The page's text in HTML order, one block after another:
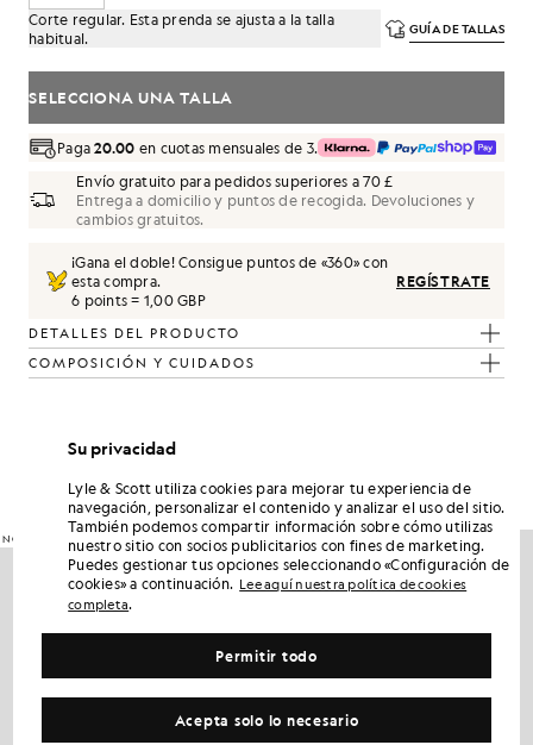
Corte regular. Esta prenda se ajusta a la talla
habitual.
GUÍA DE TALLAS
SELECCIONA UNA TALLA
Paga20.00 en cuotas mensuales de 3.
Envío gratuito para pedidos superiores a 70 £
Entrega a domicilio y puntos de recogida. Devoluciones y
cambios gratuitos.
¡Gana el doble! Consigue puntos de «360» con
esta compra.
6 points = 1,00 GBP
REGÍSTRATE
DETALLES DEL PRODUCTO
COMPOSICIÓN Y CUIDADOS
Completa tu look con prendas elegantes diseñadas para realzar tu
armario.
NOVEDADES
Su privacidad
Lyle & Scott utiliza cookies para mejorar tu experiencia de
navegación, personalizar el contenido y analizar el uso del sitio.
También podemos compartir información sobre cómo utilizas
nuestro sitio con socios publicitarios con fines de marketing.
Puedes gestionar tus opciones seleccionando «Configuración de
cookies» a continuación. Lee aquí nuestra política de cookies
completa.
Acepta solo lo necesario
Permitir todo